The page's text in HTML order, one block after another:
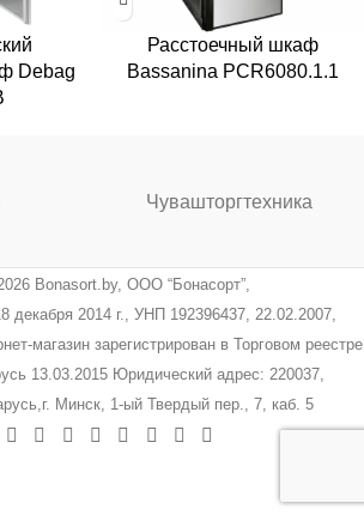
Debag
Расстоечный шкаф
Bassanina PCR6080.1.1
Чувашторгтехника
Bonasort.by, ООО “Бонасорт”,
декабря 2014 г., УНП 192396437, 22.02.2007,
магазин зарегистрирован в Торговом реестре
13.03.2015 Юридический адрес: 220037,
Минск, 1-ый Твердый пер., 7, каб. 5